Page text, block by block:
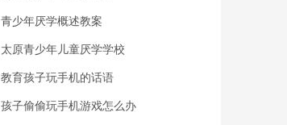
青少年厌学概述教案
太原青少年儿童厌学学校
教育孩子玩手机的话语
孩子偷偷玩手机游戏怎么办